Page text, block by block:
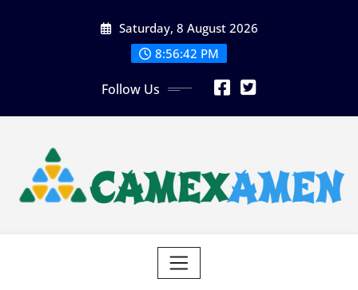
Saturday, 8 August 2026
8:56:44 PM
Follow Us